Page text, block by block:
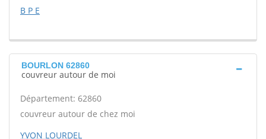
B P E
BOURLON 62860
couvreur autour de moi
Département: 62860
couvreur autour de chez moi
YVON LOURDEL